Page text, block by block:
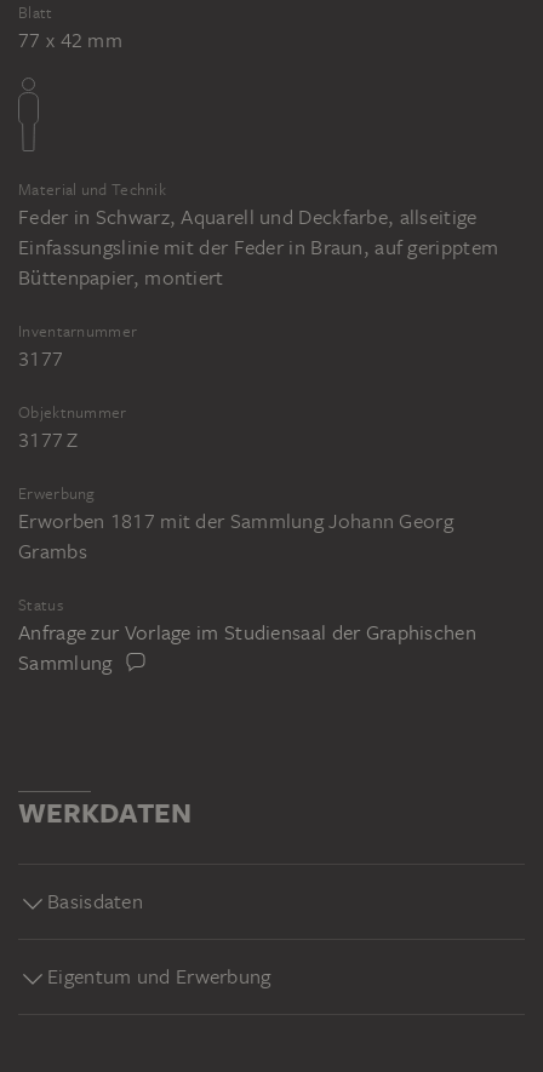
Blatt
77 x 42 mm
Material und Technik
Feder in Schwarz, Aquarell und Deckfarbe, allseitige
Einfassungslinie mit der Feder in Braun, auf geripptem
Büttenpapier, montiert
Inventarnummer
3177
Objektnummer
3177 Z
Erwerbung
Erworben 1817 mit der Sammlung Johann Georg
Grambs
Status
Anfrage zur Vorlage im Studiensaal der Graphischen
Sammlung
WERKDATEN
Basisdaten
Eigentum und Erwerbung